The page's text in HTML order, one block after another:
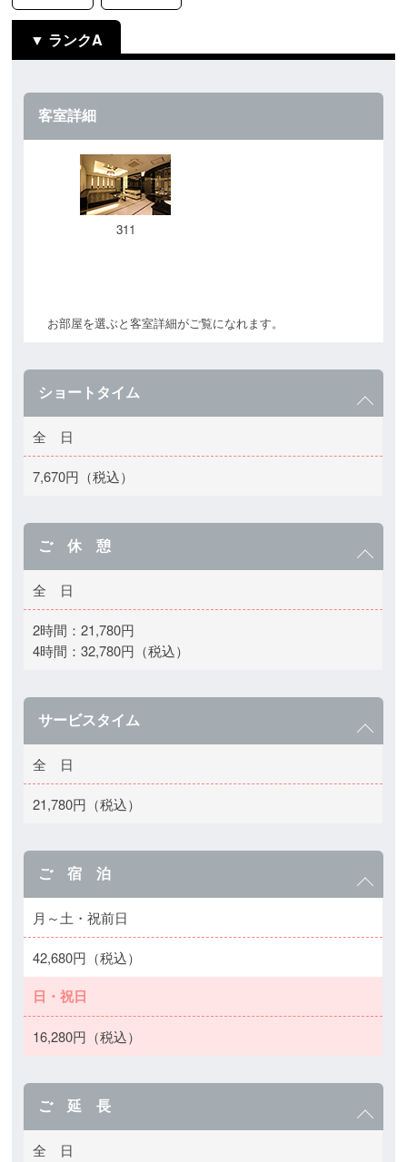
ランクA
客室詳細
311
お部屋を選ぶと客室詳細がご覧になれます。
ショートタイム
全 日
7,670円（税込）
ご 休 憩
全 日
2時間：21,780円
4時間：32,780円（税込）
サービスタイム
全 日
21,780円（税込）
ご 宿 泊
月～土・祝前日
42,680円（税込）
日・祝日
16,280円（税込）
ご 延 長
全 日